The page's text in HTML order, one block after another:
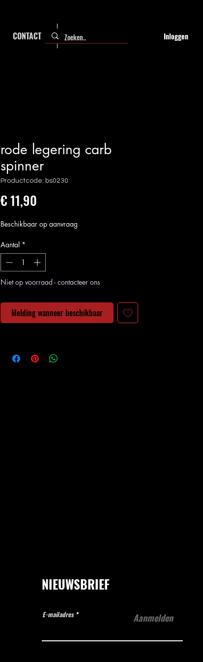
CONTACT FAQ Inloggen
rode legering carb
spinner
Productcode: bs0230
€ 11,90
Beschikbaar op aanvraag
Aantal *
Niet op voorraad - contacteer ons
Melding wanneer beschikbaar
NIEUWSBRIEF
E-mailadres Aanmelden